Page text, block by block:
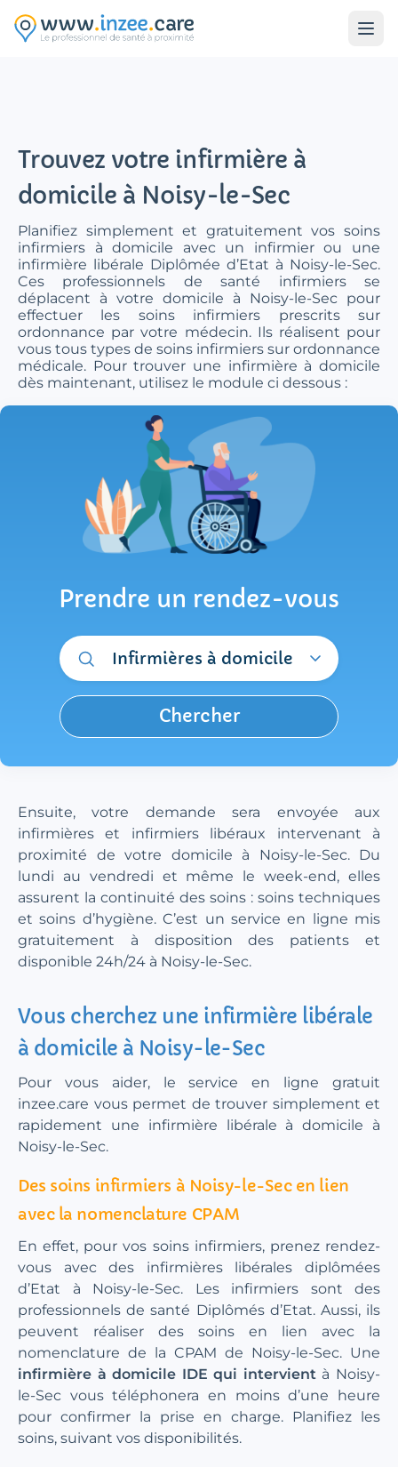
Trouvez votre infirmière à
domicile à Noisy-le-Sec
Planifiez simplement et gratuitement vos soins
infirmiers à domicile avec un infirmier ou une
infirmière libérale Diplômée d’Etat à Noisy-le-Sec.
Ces professionnels de santé infirmiers se
déplacent à votre domicile à Noisy-le-Sec pour
effectuer les soins infirmiers prescrits sur
ordonnance par votre médecin. Ils réalisent pour
vous tous types de soins infirmiers sur ordonnance
médicale. Pour trouver une infirmière à domicile
dès maintenant, utilisez le module ci dessous :
Prendre un rendez-vous
Infirmières à domicile
Chercher
Ensuite, votre demande sera envoyée aux
infirmières et infirmiers libéraux intervenant à
proximité de votre domicile à Noisy-le-Sec. Du
lundi au vendredi et même le week-end, elles
assurent la continuité des soins : soins techniques
et soins d’hygiène. C’est un service en ligne mis
gratuitement à disposition des patients et
disponible 24h/24 à Noisy-le-Sec.
Vous cherchez une infirmière libérale
à domicile à Noisy-le-Sec
Pour vous aider, le service en ligne gratuit
inzee.care vous permet de trouver simplement et
rapidement une infirmière libérale à domicile à
Noisy-le-Sec.
Des soins infirmiers à Noisy-le-Sec en lien
avec la nomenclature CPAM
En effet, pour vos soins infirmiers, prenez rendez-
vous avec des infirmières libérales diplômées
d’Etat à Noisy-le-Sec. Les infirmiers sont des
professionnels de santé Diplômés d’Etat. Aussi, ils
peuvent réaliser des soins en lien avec la
nomenclature de la CPAM de Noisy-le-Sec. Une
infirmière à domicile IDE qui intervientà Noisy-
le-Sec vous téléphonera en moins d’une heure
pour confirmer la prise en charge. Planifiez les
soins, suivant vos disponibilités.